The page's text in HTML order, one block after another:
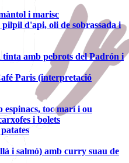
i marisc
d'api, oli de sobrassada i
amb pebrots del Padrón i
Paris (interpretació
espinacs, toc marí i ou
i bolets
i salmó) amb curry suau de